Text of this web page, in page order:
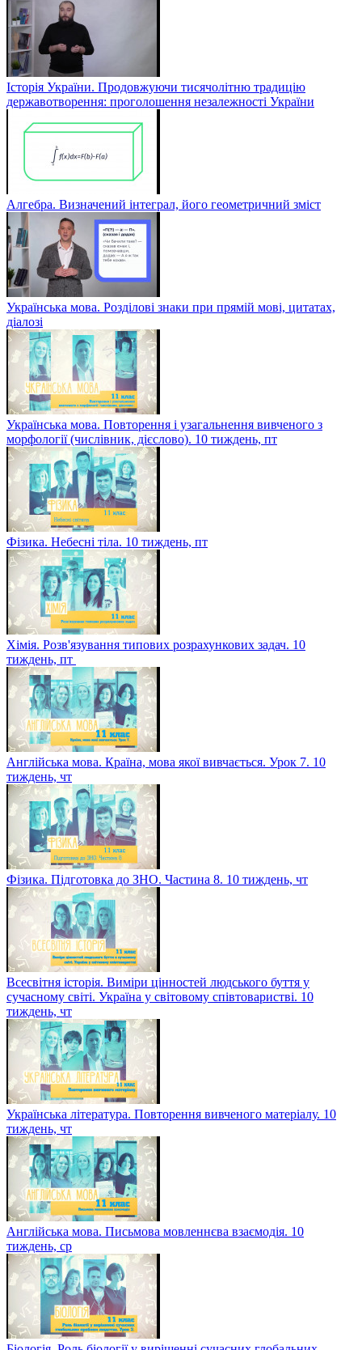
Історія України. Продовжуючи тисячолітню традицію
державотворення: проголошення незалежності України
Алгебра. Визначений інтеграл, його геометричний зміст
Українська мова. Розділові знаки при прямій мові, цитатах,
діалозі
Українська мова. Повторення і узагальнення вивченого з
морфології (числівник, дієслово). 10 тиждень, пт
Фізика. Небесні тіла. 10 тиждень, пт
Хімія. Розв'язування типових розрахункових задач. 10
тиждень, пт
Англійська мова. Країна, мова якої вивчається. Урок 7. 10
тиждень, чт
Фізика. Підготовка до ЗНО. Частина 8. 10 тиждень, чт
Всесвітня історія. Виміри цінностей людського буття у
сучасному світі. Україна у світовому співтоваристві. 10
тиждень, чт
Українська література. Повторення вивченого матеріалу. 10
тиждень, чт
Англійська мова. Письмова мовленнєва взаємодія. 10
тиждень, ср